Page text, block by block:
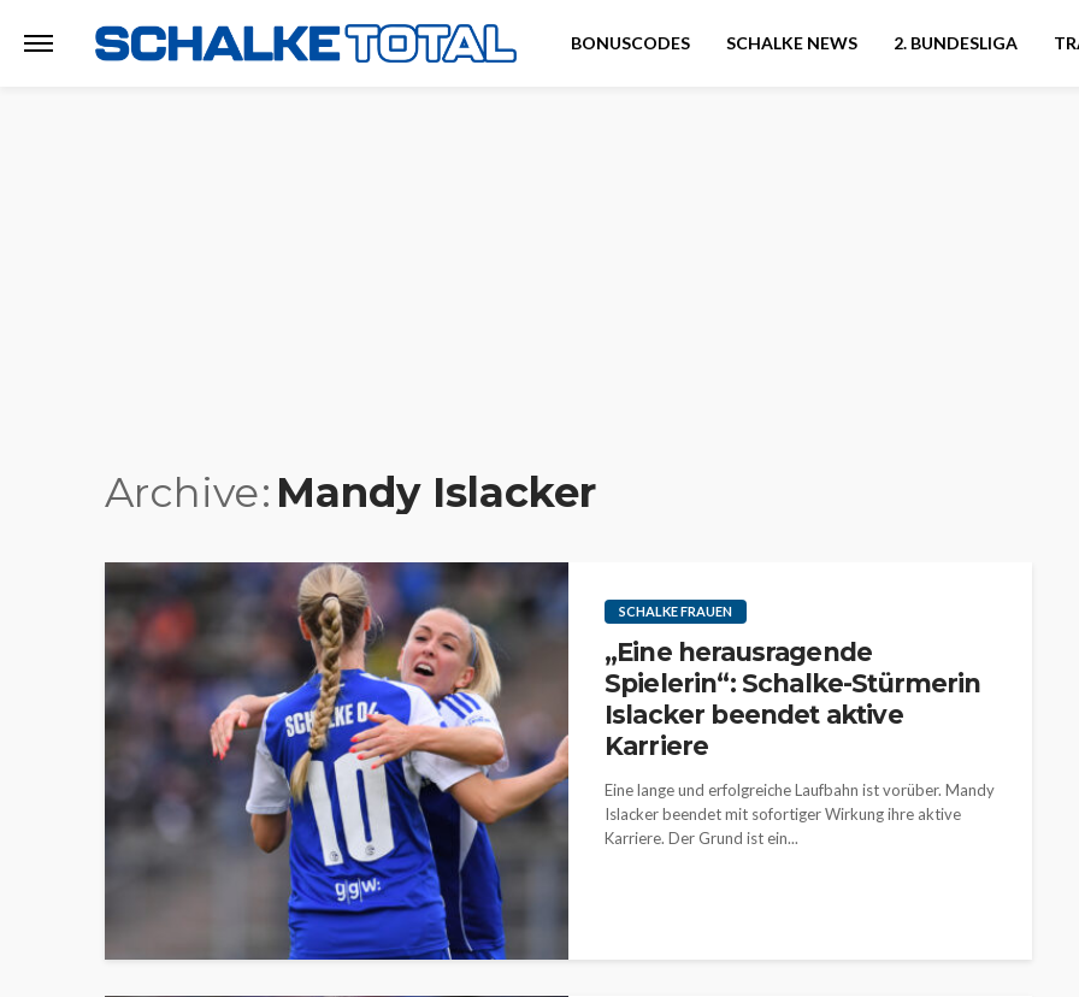
BONUSCODES SCHALKE NEWS 2. BUNDESLIGA
Archive Mandy Islacker
SCHALKE FRAUEN
„Eine herausragende
Spielerin“: Schalke-Stürmerin
Islacker beendet aktive
Karriere
Eine lange und erfolgreiche Laufbahn ist vorüber. Mandy
Islacker beendet mit sofortiger Wirkung ihre aktive
Karriere. Der Grund ist ein...